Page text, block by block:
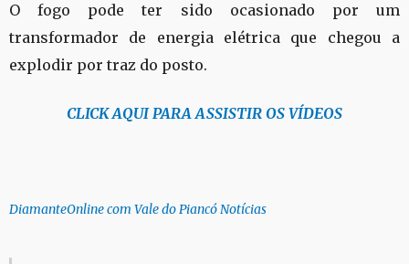
O fogo pode ter sido ocasionado por um
transformador de energia elétrica que chegou a
explodir por traz do posto.
CLICK AQUI PARA ASSISTIR OS VÍDEOS
DiamanteOnline com Vale do Piancó Notícias